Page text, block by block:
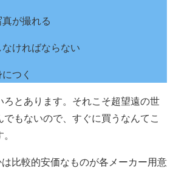
が撮れる
ければならない
つく
ろとあります。それこそ超望遠の世
もないので、すぐに買うなんてこ
比較的安価なものが各メーカー用意